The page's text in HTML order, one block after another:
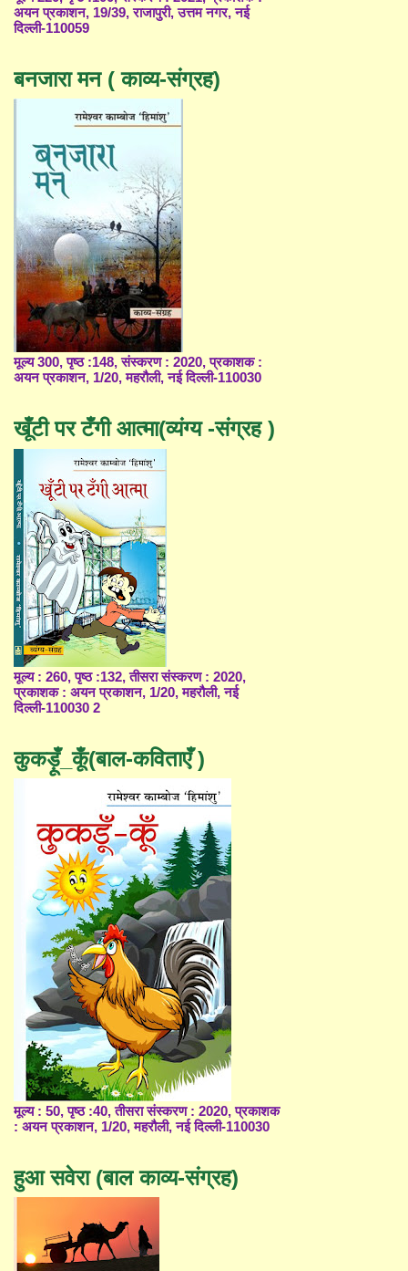
अयन प्रकाशन, 19/39, राजापुरी, उत्तम नगर, नई
दिल्ली-110059
बनजारा मन ( काव्य-संग्रह)
मूल्य 300, पृष्ठ :148, संस्करण : 2020, प्रकाशक :
अयन प्रकाशन, 1/20, महरौली, नई दिल्ली-110030
खूँटी पर टँगी आत्मा(व्यंग्य -संग्रह )
मूल्य : 260, पृष्ठ :132, तीसरा संस्करण : 2020,
प्रकाशक : अयन प्रकाशन, 1/20, महरौली, नई
दिल्ली-110030 2
कुकड़ूँ_कूँ(बाल-कविताएँ )
मूल्य : 50, पृष्ठ :40, तीसरा संस्करण : 2020, प्रकाशक
: अयन प्रकाशन, 1/20, महरौली, नई दिल्ली-110030
हुआ सवेरा (बाल काव्य-संग्रह)